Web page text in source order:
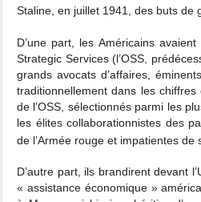
Staline, en juillet 1941, des buts de
D’une part, les Américains
Strategic Services (l’OSS,
grands avocats d’affaires,
traditionnellement dans les
de l’OSS, sélectionnés parmi les
les élites collaborationnistes des
de l’Armée rouge et impatientes de
D’autre part, ils brandirent devant
« assistance économique »